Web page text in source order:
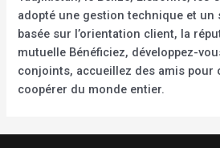
adopté une gestion technique et un
basée sur l’orientation client, la
mutuelle Bénéficiez, développez-
conjoints, accueillez des amis pour
coopérer du monde entier.